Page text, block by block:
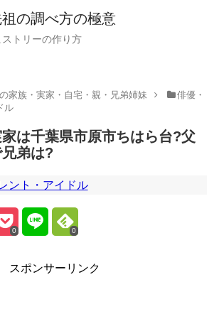
の調べ方の極意
トリーの作り方
家族・実家・自宅・親・兄弟姉妹
俳優・
ル
は千葉県市原市ちはら台?父
弟は?
ント・アイドル
0 0
スポンサーリンク